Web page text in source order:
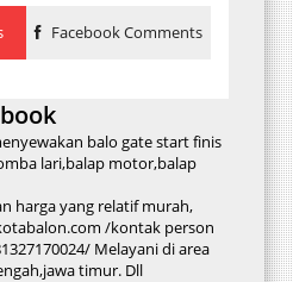
Facebook Comments
balo gate start finis
lari,balap motor,balap
harga yang relatif murah,
/kontak person
Melayani di area
timur. Dll